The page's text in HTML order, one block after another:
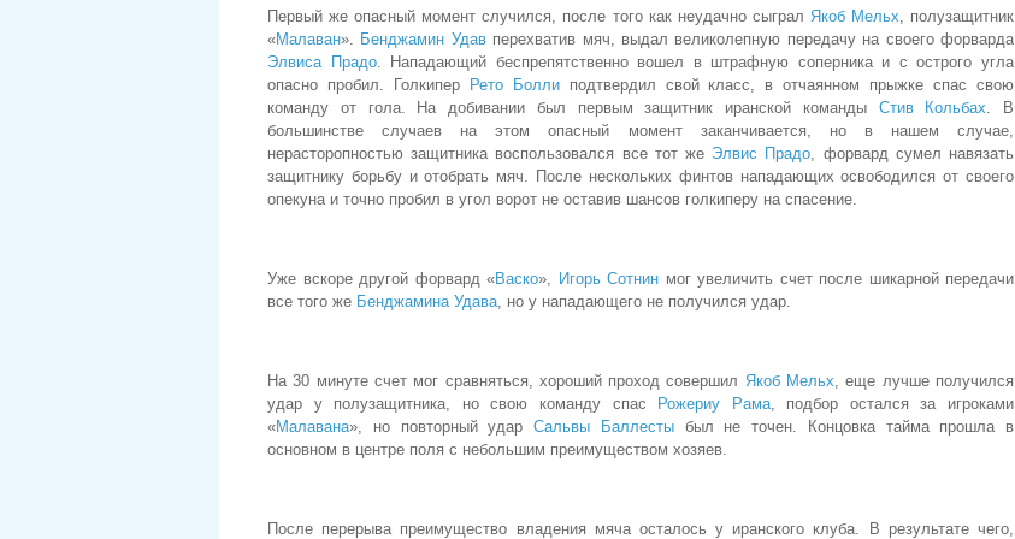
Первый же опасный момент случился, после того как неудачно сыграл Якоб Мельх , полузащитник
«Малаван». Бенджамин Удавперехватив мяч, выдал великолепную передачу на своего форварда
Элвиса Прадо. Нападающий беспрепятственно вошел в штрафную соперника и с острого угла
опасно пробил. Голкипер Рето Боллиподтвердил свой класс, в отчаянном прыжке спас свою
команду от гола. На добивании был первым защитник иранской команды Стив Кольбах . В
большинстве случаев на этом опасный момент заканчивается, но в нашем случае,
нерасторопностью защитника воспользовался все тот же Элвис Прадо , форвард сумел навязать
защитнику борьбу и отобрать мяч. После нескольких финтов нападающих освободился от своего
опекуна и точно пробил в угол ворот не оставив шансов голкиперу на спасение.
Уже вскоре другой форвард «Васко», Игорь Сотнин мог увеличить счет после шикарной передачи
все того же Бенджамина Удава , но у нападающего не получился удар.
На 30 минуте счет мог сравняться, хороший проход совершил Якоб Мельх , еще лучше получился
удар у полузащитника, но свою команду спас Рожериу Рама, подбор остался за игроками
«Малавана», но повторный удар Сальвы Баллестыбыл не точен. Концовка тайма прошла в
основном в центре поля с небольшим преимуществом хозяев.
После перерыва преимущество владения мяча осталось у иранского клуба. В результате чего,